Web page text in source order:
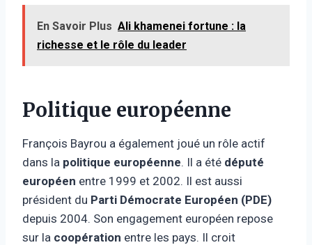
En Savoir Plus Ali khamenei fortune : la
richesse et le rôle du leader
Politique européenne
François Bayrou a également joué un rôle actif
dans la politique européenne. Il a été député
européen entre 1999 et 2002. Il est aussi
président du Parti Démocrate Européen (PDE)
depuis 2004. Son engagement européen repose
sur la coopération entre les pays. Il croit